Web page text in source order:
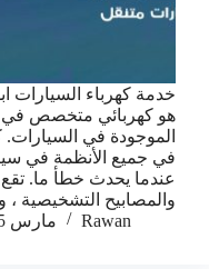
خدمة كهرباء السيارات
هو كهربائي متخصص في
الموجودة في السيارات.
في جميع الأنظمة في
عندما يحدث خطأ ما. تقع
والمصابيح التشخيصية
Rawan
مارس 25, 2021